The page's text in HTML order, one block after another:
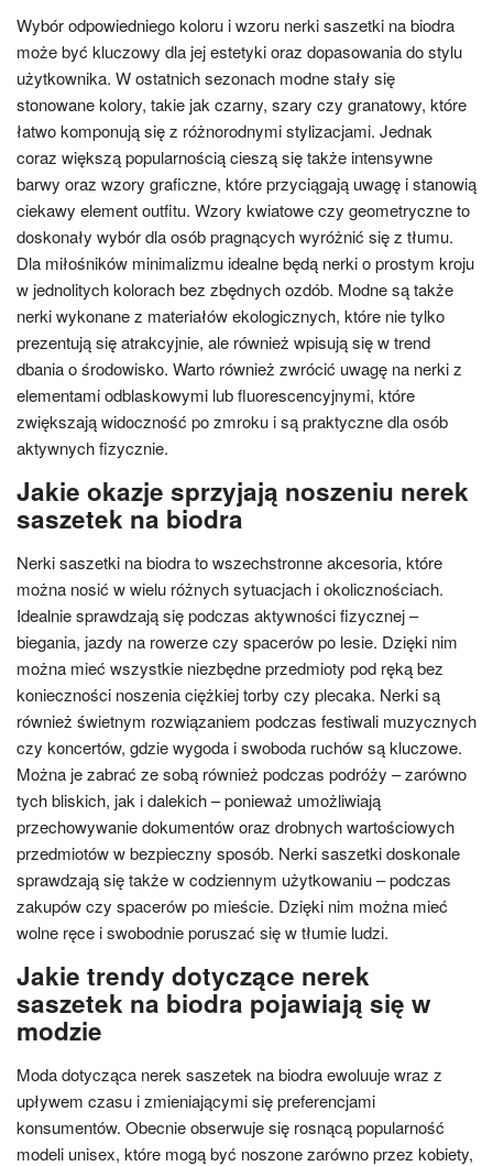
Wybór odpowiedniego koloru i wzoru nerki saszetki na biodra
może być kluczowy dla jej estetyki oraz dopasowania do stylu
użytkownika. W ostatnich sezonach modne stały się
stonowane kolory, takie jak czarny, szary czy granatowy, które
łatwo komponują się z różnorodnymi stylizacjami. Jednak
coraz większą popularnością cieszą się także intensywne
barwy oraz wzory graficzne, które przyciągają uwagę i stanowią
ciekawy element outfitu. Wzory kwiatowe czy geometryczne to
doskonały wybór dla osób pragnących wyróżnić się z tłumu.
Dla miłośników minimalizmu idealne będą nerki o prostym kroju
w jednolitych kolorach bez zbędnych ozdób. Modne są także
nerki wykonane z materiałów ekologicznych, które nie tylko
prezentują się atrakcyjnie, ale również wpisują się w trend
dbania o środowisko. Warto również zwrócić uwagę na nerki z
elementami odblaskowymi lub fluorescencyjnymi, które
zwiększają widoczność po zmroku i są praktyczne dla osób
aktywnych fizycznie.
Jakie okazje sprzyjają noszeniu nerek
saszetek na biodra
Nerki saszetki na biodra to wszechstronne akcesoria, które
można nosić w wielu różnych sytuacjach i okolicznościach.
Idealnie sprawdzają się podczas aktywności fizycznej –
biegania, jazdy na rowerze czy spacerów po lesie. Dzięki nim
można mieć wszystkie niezbędne przedmioty pod ręką bez
konieczności noszenia ciężkiej torby czy plecaka. Nerki są
również świetnym rozwiązaniem podczas festiwali muzycznych
czy koncertów, gdzie wygoda i swoboda ruchów są kluczowe.
Można je zabrać ze sobą również podczas podróży – zarówno
tych bliskich, jak i dalekich – ponieważ umożliwiają
przechowywanie dokumentów oraz drobnych wartościowych
przedmiotów w bezpieczny sposób. Nerki saszetki doskonale
sprawdzają się także w codziennym użytkowaniu – podczas
zakupów czy spacerów po mieście. Dzięki nim można mieć
wolne ręce i swobodnie poruszać się w tłumie ludzi.
Jakie trendy dotyczące nerek
saszetek na biodra pojawiają się w
modzie
Moda dotycząca nerek saszetek na biodra ewoluuje wraz z
upływem czasu i zmieniającymi się preferencjami
konsumentów. Obecnie obserwuje się rosnącą popularność
modeli unisex, które mogą być noszone zarówno przez kobiety,